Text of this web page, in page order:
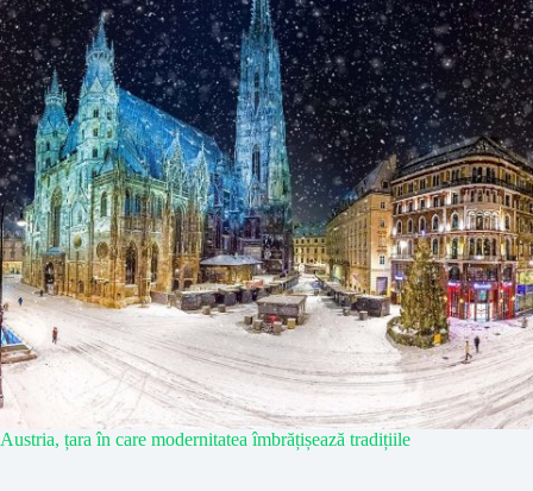
Austria, țara în care modernitatea îmbrățișează tradițiile